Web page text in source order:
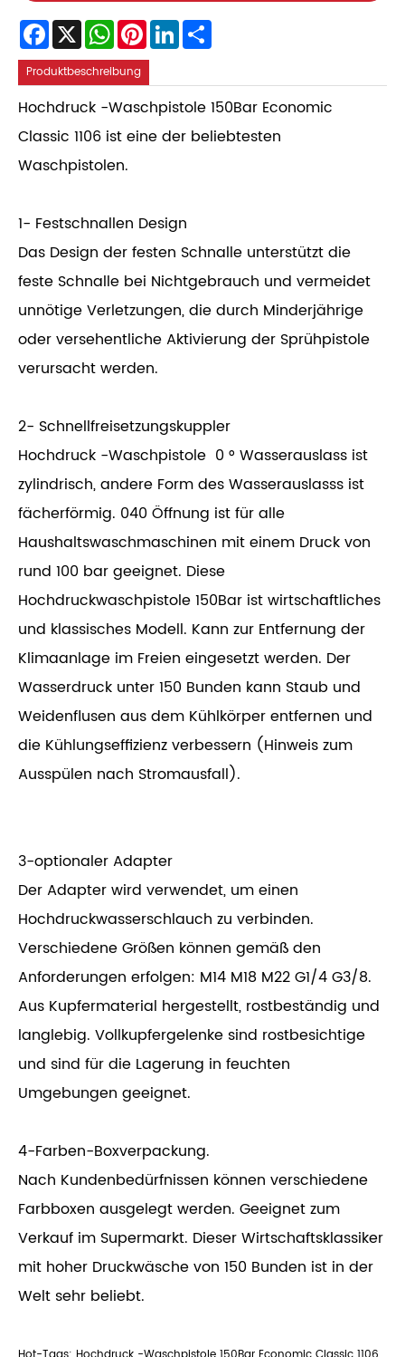
Facebook
X WhatsAppPinterestLinkedIn
Produktbeschreibung
Hochdruck -Waschpistole 150Bar Economic
Classic 1106 ist eine der beliebtesten
Waschpistolen.
1- Festschnallen Design
Das Design der festen Schnalle unterstützt die
feste Schnalle bei Nichtgebrauch und vermeidet
unnötige Verletzungen, die durch Minderjährige
oder versehentliche Aktivierung der Sprühpistole
verursacht werden.
2- Schnellfreisetzungskuppler
Hochdruck -Waschpistole 0 ° Wasserauslass ist
zylindrisch, andere Form des Wasserauslasss ist
fächerförmig. 040 Öffnung ist für alle
Haushaltswaschmaschinen mit einem Druck von
rund 100 bar geeignet. Diese
Hochdruckwaschpistole 150Bar ist wirtschaftliches
und klassisches Modell. Kann zur Entfernung der
Klimaanlage im Freien eingesetzt werden. Der
Wasserdruck unter 150 Bunden kann Staub und
Weidenflusen aus dem Kühlkörper entfernen und
die Kühlungseffizienz verbessern (Hinweis zum
Ausspülen nach Stromausfall).
3-optionaler Adapter
Der Adapter wird verwendet, um einen
Hochdruckwasserschlauch zu verbinden.
Verschiedene Größen können gemäß den
Anforderungen erfolgen: M14 M18 M22 G1/4 G3/8.
Aus Kupfermaterial hergestellt, rostbeständig und
langlebig. Vollkupfergelenke sind rostbesichtige
und sind für die Lagerung in feuchten
Umgebungen geeignet.
4-Farben-Boxverpackung.
Nach Kundenbedürfnissen können verschiedene
Farbboxen ausgelegt werden. Geeignet zum
Verkauf im Supermarkt. Dieser Wirtschaftsklassiker
mit hoher Druckwäsche von 150 Bunden ist in der
Welt sehr beliebt.